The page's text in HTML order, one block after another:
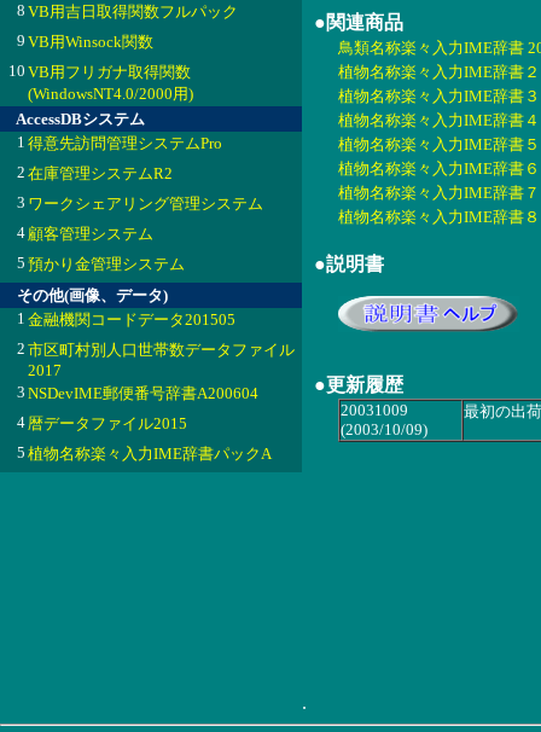
8 VB用吉日取得関数フルパック
9 VB用Winsock関数
10 VB用フリガナ取得関数
(WindowsNT4.0/2000用)
AccessDBシステム
1 得意先訪問管理システムPro
2 在庫管理システムR2
3 ワークシェアリング管理システム
4顧客管理システム
5 預かり金管理システム
その他(画像、データ)
1 金融機関コードデータ201505
2 市区町村別人口世帯数データファイル
2017
3 NSDevIME郵便番号辞書A200604
4暦データファイル2015
5 植物名称楽々入力IME辞書パックA
.
●関連商品
鳥類名称楽々入力IME辞書
植物名称楽々入力IME辞書
植物名称楽々入力IME辞書
植物名称楽々入力IME辞書
植物名称楽々入力IME辞書
植物名称楽々入力IME辞書
植物名称楽々入力IME辞書
植物名称楽々入力IME辞書
●説明書
●更新履歴
20031009
(2003/10/09)
最初の出荷